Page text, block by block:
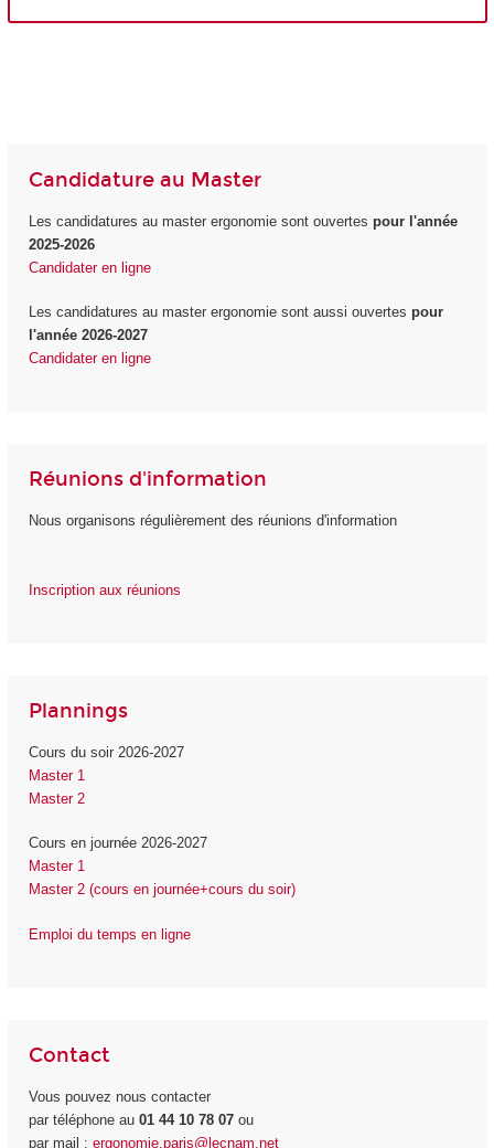
Candidature au Master
Les candidatures au master ergonomie sont ouvertes pour l'année
2025-2026
Candidater en ligne
Les candidatures au master ergonomie sont aussi ouvertes pour
l'année 2026-2027
Candidater en ligne
Réunions d'information
Nous organisons régulièrement des réunions d'information
Inscription aux réunions
Plannings
Cours du soir 2026-2027
Master 1
Master 2
Cours en journée 2026-2027
Master 1
Master 2 (cours en journée+cours du soir)
Emploi du temps en ligne
Contact
Vous pouvez nous contacter
par téléphone au 01 44 10 78 07ou
par mail : ergonomie.paris@lecnam.net